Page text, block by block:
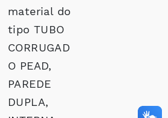
material do
tipo TUBO
CORRUGAD
O PEAD,
PAREDE
DUPLA,